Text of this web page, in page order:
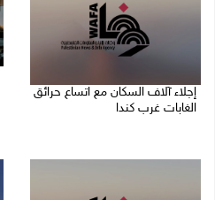
إجلاء آلاف السكان مع اتساع حرائق
الغابات غرب كندا